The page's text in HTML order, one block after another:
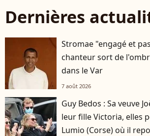
Dernières
Stromae "engagé et
chanteur sort de
dans le Var
7 août 2026
Guy Bedos : Sa veuve
leur fille Victoria, elles
Lumio (Corse) où il